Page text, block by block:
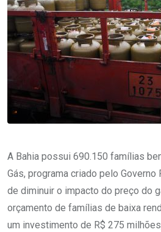
A Bahia possui 690.150 famílias
Gás, programa criado pelo Governo
de diminuir o impacto do preço do
orçamento de famílias de baixa
um investimento de R$ 275